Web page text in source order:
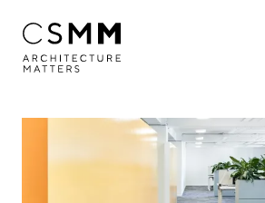
Profil
Leistungen